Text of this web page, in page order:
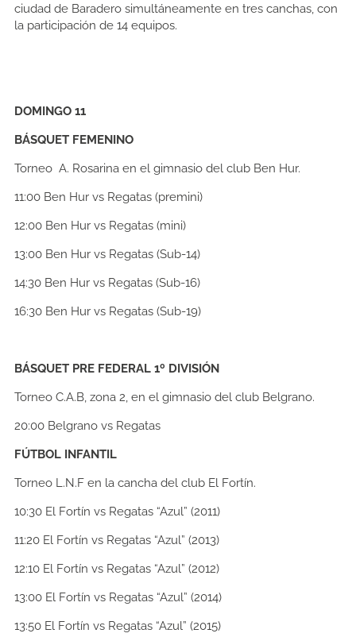
ciudad de Baradero simultáneamente en tres canchas, con
la participación de 14 equipos.
DOMINGO 11
BÁSQUET FEMENINO
Torneo A. Rosarina en el gimnasio del club Ben Hur.
11:00 Ben Hur vs Regatas (premini)
12:00 Ben Hur vs Regatas (mini)
13:00 Ben Hur vs Regatas (Sub-14)
14:30 Ben Hur vs Regatas (Sub-16)
16:30 Ben Hur vs Regatas (Sub-19)
BÁSQUET PRE FEDERAL 1º DIVISIÓN
Torneo C.A.B, zona 2, en el gimnasio del club Belgrano.
20:00 Belgrano vs Regatas
FÚTBOL INFANTIL
Torneo L.N.F en la cancha del club El Fortín.
10:30 El Fortín vs Regatas “Azul” (2011)
11:20 El Fortín vs Regatas “Azul” (2013)
12:10 El Fortín vs Regatas “Azul” (2012)
13:00 El Fortín vs Regatas “Azul” (2014)
13:50 El Fortín vs Regatas “Azul” (2015)